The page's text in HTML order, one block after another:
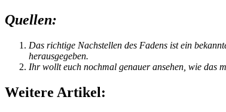
Quellen:
Das richtige Nachstellen des Fadens ist ein
herausgegeben.
Ihr wollt euch nochmal genauer ansehen, wie das
Weitere Artikel: